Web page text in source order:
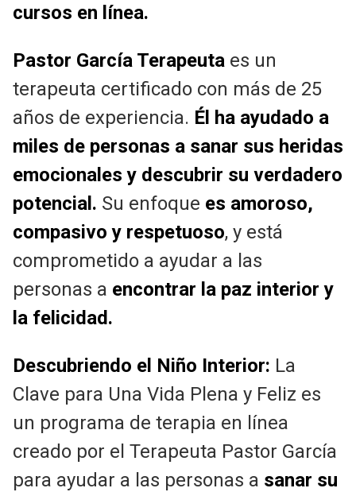
cursos en línea.
Pastor García Terapeuta es un
terapeuta certificado con más de 25
años de experiencia. Él ha ayudado a
miles de personas a sanar sus heridas
emocionales y descubrir su verdadero
potencial. Su enfoque es amoroso,
compasivo y respetuoso, y está
comprometido a ayudar a las
personas a encontrar la paz interior y
la felicidad.
Descubriendo el Niño Interior: La
Clave para Una Vida Plena y Feliz es
un programa de terapia en línea
creado por el Terapeuta Pastor García
para ayudar a las personas a sanar su